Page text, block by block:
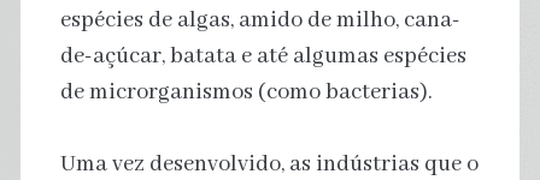
espécies de algas, amido de milho, cana-
de-açúcar, batata e até algumas espécies
de microrganismos (como bacterias).
Uma vez desenvolvido, as indústrias que o